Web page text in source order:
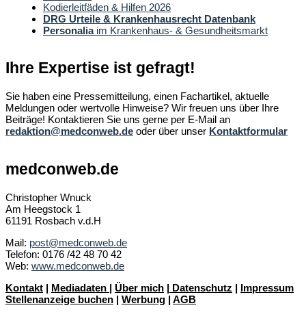
Kodierleitfäden & Hilfen 2026
DRG Urteile & Krankenhausrecht Datenbank
Personaliaim Krankenhaus- & Gesundheitsmarkt
Ihre Expertise ist gefragt!
Sie haben eine Pressemitteilung, einen Fachartikel, aktuelle
Meldungen oder wertvolle Hinweise? Wir freuen uns über Ihre
Beiträge! Kontaktieren Sie uns gerne per E-Mail an
redaktion@medconweb.de oder über unser Kontaktformular
medconweb.de
Christopher Wnuck
Am Heegstock 1
61191 Rosbach v.d.H
Mail: post@medconweb.de
Telefon: 0176 /42 48 70 42
Web: www.medconweb.de
Kontakt | Mediadaten | Über mich | Datenschutz | Impressum
Stellenanzeige buchen | Werbung | AGB